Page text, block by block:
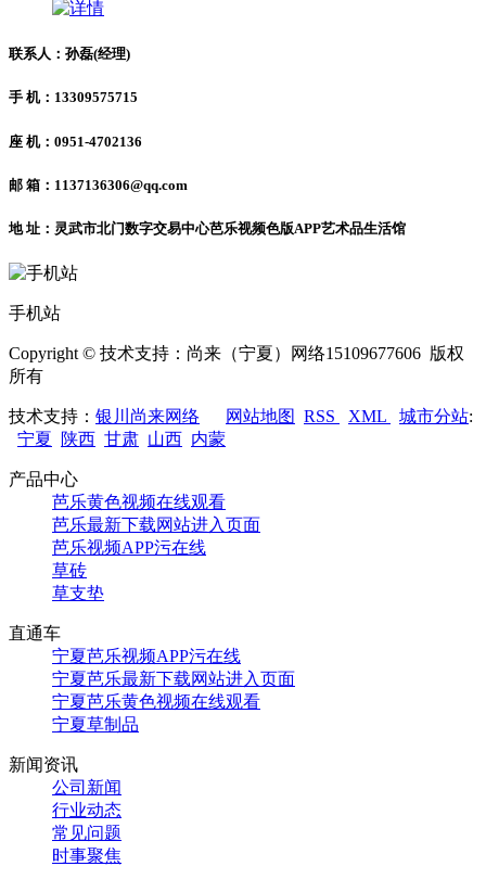
联系人：孙磊(经理)
手 机：13309575715
座 机：0951-4702136
邮 箱：1137136306@qq.com
地 址：灵武市北门数字交易中心芭乐视频色版APP艺术品生活馆
手机站
Copyright © 技术支持：尚来（宁夏）网络15109677606 版权
所有
技术支持： 银川尚来网络 网站地图 RSS XML 城市分站:
宁夏
陕西 甘肃 山西 内蒙
产品中心
芭乐黄色视频在线观看
芭乐最新下载网站进入页面
芭乐视频APP污在线
草砖
草支垫
直通车
宁夏芭乐视频APP污在线
宁夏芭乐最新下载网站进入页面
宁夏芭乐黄色视频在线观看
宁夏草制品
新闻资讯
公司新闻
行业动态
常见问题
时事聚焦